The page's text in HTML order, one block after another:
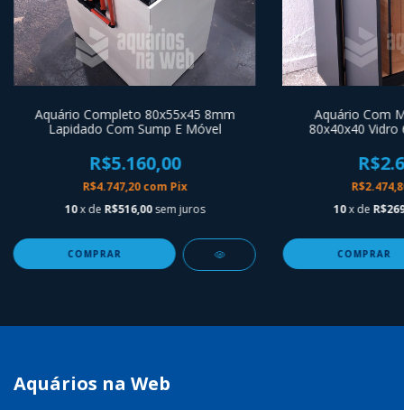
Aquário Completo 80x55x45 8mm
Lapidado Com Sump E Móvel
R$5.160,00
R$4.747,20com Pix
10x de R$516,00 sem juros
Aquário Com
80x40x40
10x de
Aquários na Web